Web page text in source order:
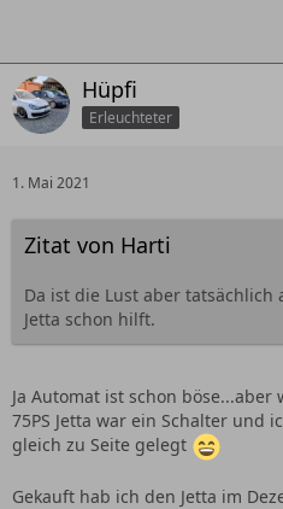
Hüpfi
Erleuchteter
1. Mai 2021
Zitat von Harti
Da ist die Lust aber
Jetta schon hilft.
Ja Automat ist schon böse...aber
75PS Jetta war ein Schalter und
gleich zu Seite gelegt
Gekauft hab ich den Jetta im